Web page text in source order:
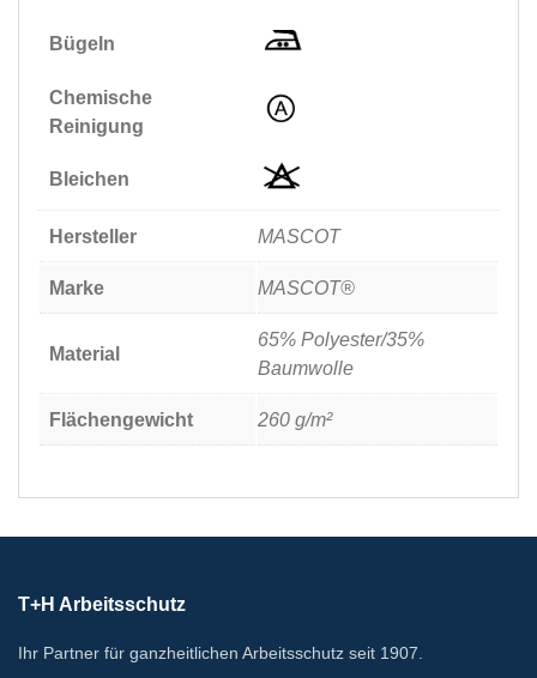
Bügeln
Chemische
Reinigung
Bleichen
Hersteller MASCOT
Marke MASCOT®
Material
65% Polyester/35%
Baumwolle
Flächengewicht 260 g/m²
T+H Arbeitsschutz
Ihr Partner für ganzheitlichen Arbeitsschutz seit 1907.